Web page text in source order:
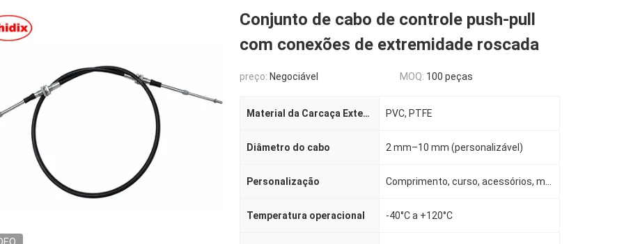
Conjunto de cabo de controle push-pull
com conexões de extremidade roscada
preço: Negociável MOQ: 100 peças
Material da Carcaça Externa PVC, PTFE
Diâmetro do cabo 2 mm–10 mm (personalizável)
Personalização
Temperatura operacional -40°C a +120°C